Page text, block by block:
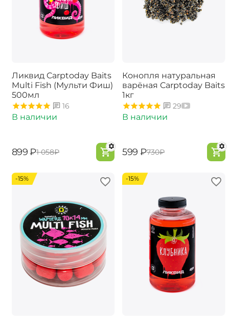
Ликвид Carptoday Baits
Multi Fish (Мульти Фиш)
500мл
16
В наличии
‍899‍ ₽‍1 058‍₽
Конопля натуральная
варёная Carptoday Baits
1кг
29
В наличии
‍599‍ ₽‍730‍₽
-15% -15%